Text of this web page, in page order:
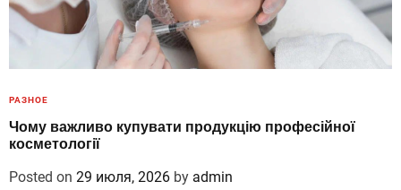
РАЗНОЕ
Чому важливо купувати продукцію професійної
косметології
Posted on 29 июля, 2026 by admin